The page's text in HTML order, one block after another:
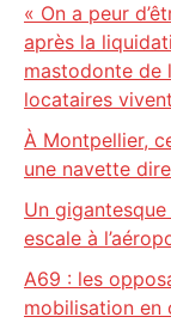
« On a peur
après la
mastodonte de
locataires
À Montpellier,
une navette
Un
escale à
A69 : les
mobilisation en